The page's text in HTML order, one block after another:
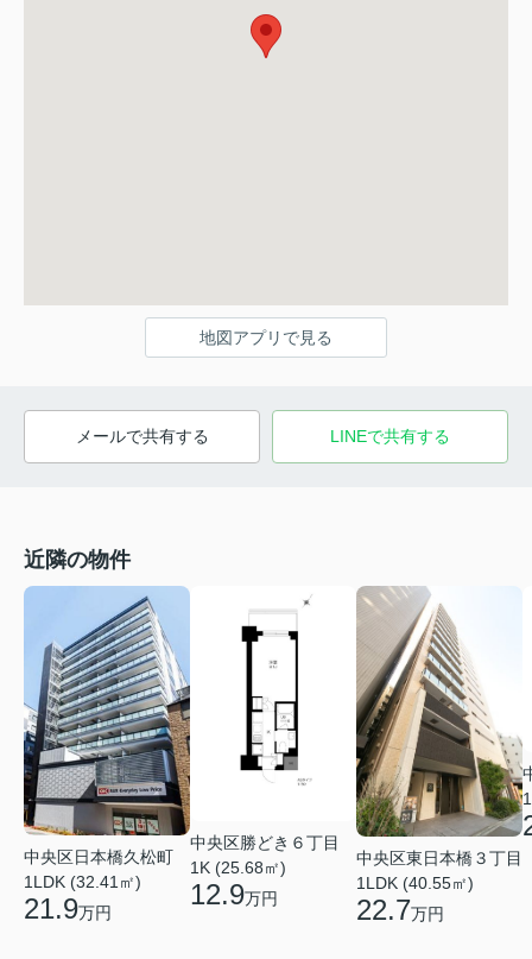
地図アプリで見る
メールで共有する LINEで共有する
近隣の物件
中央区日本橋久松町
1LDK (32.41㎡)
21.9万円
中央区勝どき６丁目
1K (25.68㎡)
12.9万円
中央区東日本橋３丁目
1LDK (40.55㎡)
22.7万円